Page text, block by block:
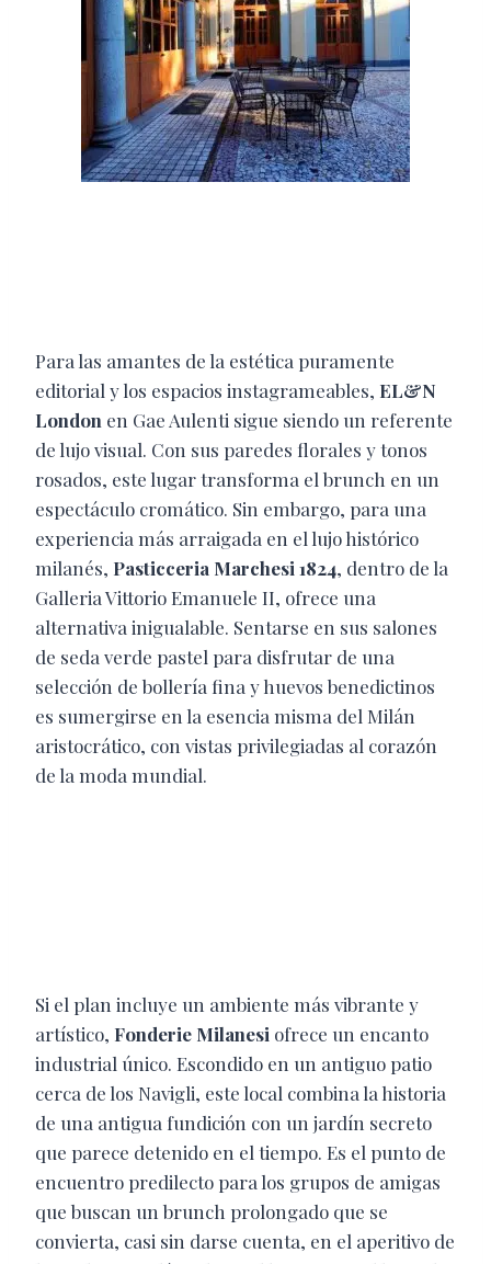
Para las amantes de la estética puramente
editorial y los espacios instagrameables, EL&N
London en Gae Aulenti sigue siendo un referente
de lujo visual. Con sus paredes florales y tonos
rosados, este lugar transforma el brunch en un
espectáculo cromático. Sin embargo, para una
experiencia más arraigada en el lujo histórico
milanés, Pasticceria Marchesi 1824, dentro de la
Galleria Vittorio Emanuele II, ofrece una
alternativa inigualable. Sentarse en sus salones
de seda verde pastel para disfrutar de una
selección de bollería fina y huevos benedictinos
es sumergirse en la esencia misma del Milán
aristocrático, con vistas privilegiadas al corazón
de la moda mundial.
Si el plan incluye un ambiente más vibrante y
artístico, Fonderie Milanesi ofrece un encanto
industrial único. Escondido en un antiguo patio
cerca de los Navigli, este local combina la historia
de una antigua fundición con un jardín secreto
que parece detenido en el tiempo. Es el punto de
encuentro predilecto para los grupos de amigas
que buscan un brunch prolongado que se
convierta, casi sin darse cuenta, en el aperitivo de